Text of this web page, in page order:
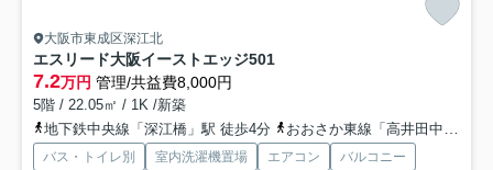
大阪市東成区深江北
エスリード大阪イーストエッジ501
7.2万円 管理/共益費8,000円
5階 / 22.05㎡ / 1K /新築
地下鉄中央線「深江橋」駅 徒歩4分
おおさか東線「高井田中央」駅 徒歩15分
バス・トイレ別 室内洗濯機置場 エアコン
バルコニー